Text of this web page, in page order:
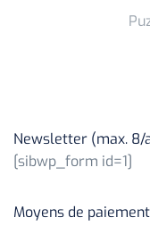
Newsletter (max. 8/
[sibwp_form id=1]
Moyens de paiement